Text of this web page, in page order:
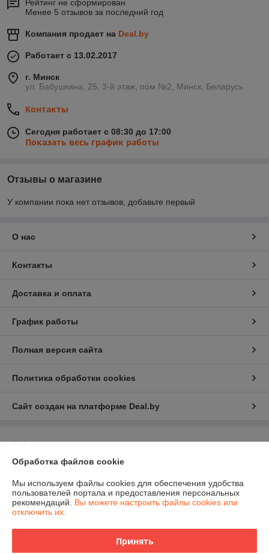
Рейтинг не сформирован
Менее 5 отзывов за последний год
Компания продает на Deal.by
Работает с 13.02.2017
г. Минск
ул. Бабушкина, 25, 3-й этаж, пом №2, Минск, Беларусь
Контакты
Сегодня работает с 08:30 до 17:00
Показать весь график работы
Отзывы о магазине
У компании пока нет отзывов, добавьте первый
О нас
Контакты
Доставка и оплата
График работы
Полная версия сайта
Политика обработки cookies
Сайт создан на платформе Deal.by
Информация для покупателя
Юридическое лицо:ЧПТУП "Белфрезмет"
Регистрационный номер ЕГР: 191499355
УНП: 191499355
Регистрационный орган: Управление экономики администрации
Обработка файлов cookie
Мы используем файлы cookies для обеспечения удобства
пользователей портала и предоставления персональных
рекомендаций. Вы можете настроить файлы cookies или
отключить их.
Принять